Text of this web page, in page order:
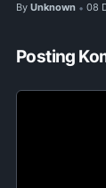
By Unknown • 08
Posting